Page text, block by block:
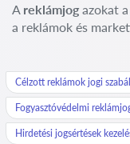
A reklámjogazokat a
a reklámok és
Célzott reklámok jogi
Fogyasztóvédelmi
Hirdetési jogsértések